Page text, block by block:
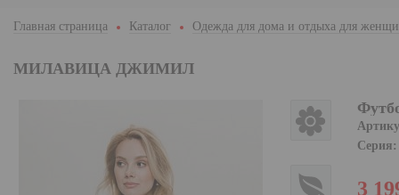
Главная страница Каталог Одежда для дома и отдыха для
МИЛАВИЦА ДЖИМИЛ
Серия:
3